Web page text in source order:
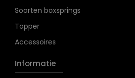
Soorten boxsprings
Topper
Accessoires
Informatie